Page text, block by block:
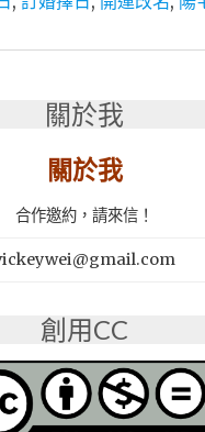
│
司
命
名
開
關於我
關於我
合作邀約，請來信！
創用CC